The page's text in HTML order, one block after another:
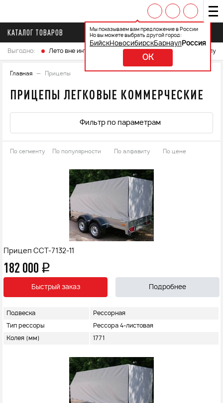
Мы показываем вам предложение в России
Но вы можете выбрать другой город:
БийскНовосибирскБарнаул Россия
OK
КАТАЛОГ ТОВАРОВ
Выгодно: Лето вне интренета Выберите свой мотоцикл и
Главная Прицепы
ПРИЦЕПЫ ЛЕГКОВЫЕ КОММЕРЧЕСКИЕ
Фильтр по параметрам
По сегменту По популярности По алфавиту По цене
Прицеп ССТ-7132-11
182 000 q
Быстрый заказ Подробнее
Подвеска Рессорная
Тип рессоры Рессора 4-листовая
Колея (мм) 1771